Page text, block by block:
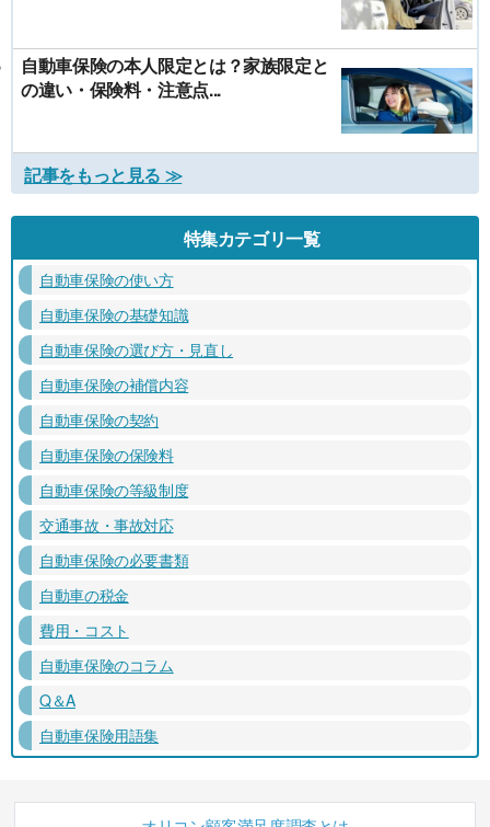
自動車保険の本人限定とは？家族限定と
の違い・保険料・注意点...
記事をもっと見る ≫
特集カテゴリ一覧
自動車保険の使い方
自動車保険の基礎知識
自動車保険の選び方・見直し
自動車保険の補償内容
自動車保険の契約
自動車保険の保険料
自動車保険の等級制度
交通事故・事故対応
自動車保険の必要書類
自動車の税金
費用・コスト
自動車保険のコラム
Q＆A
自動車保険用語集